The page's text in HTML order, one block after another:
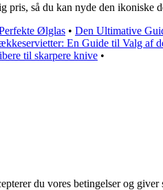
så du kan nyde den ikoniske
Ølglas • Den Ultimative
En Guide til Valg af
til skarpere knive •
du vores betingelser og